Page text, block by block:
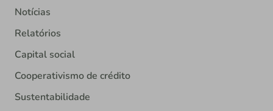
Notícias
Relatórios
Capital social
Cooperativismo de crédito
Sustentabilidade